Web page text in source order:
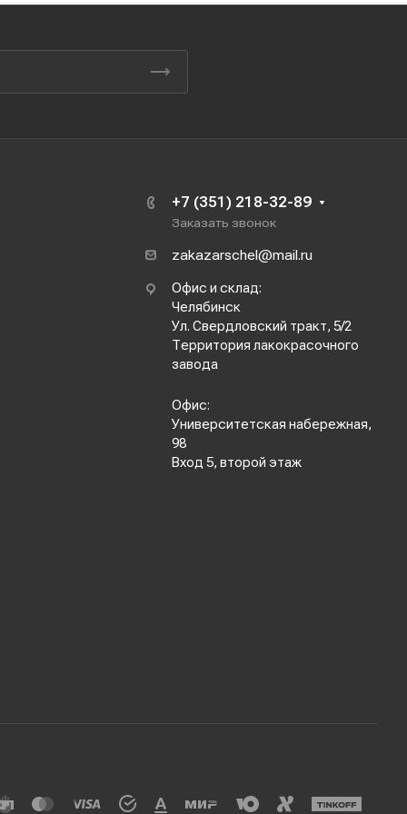
+7 (351) 218-32-89
Заказать звонок
zakazarschel@mail.ru
Офис и склад:
Челябинск
Ул. Свердловский тракт, 5/2
Территория лакокрасочного
завода
Офис:
Университетская набережная,
98
Вход 5, второй этаж